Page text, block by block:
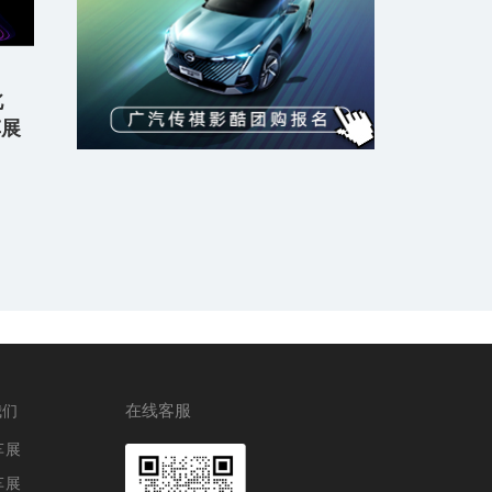
展
展
在线客服